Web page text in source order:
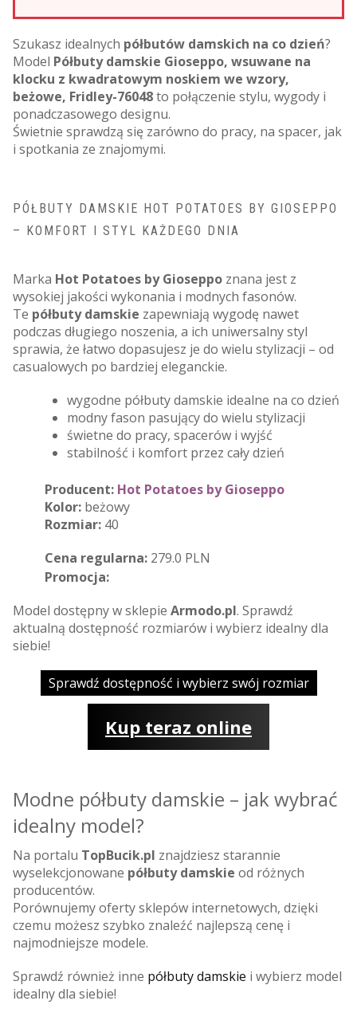
Szukasz idealnych półbutów damskich na co dzień?
Model Półbuty damskie Gioseppo, wsuwane na
klocku z kwadratowym noskiem we wzory,
beżowe, Fridley-76048to połączenie stylu, wygody i
ponadczasowego designu.
Świetnie sprawdzą się zarówno do pracy, na spacer, jak
i spotkania ze znajomymi.
PÓŁBUTY DAMSKIE HOT POTATOES BY GIOSEPPO
– KOMFORT I STYL KAŻDEGO DNIA
Marka Hot Potatoes by Gioseppo znana jest z
wysokiej jakości wykonania i modnych fasonów.
Te półbuty damskie zapewniają wygodę nawet
podczas długiego noszenia, a ich uniwersalny styl
sprawia, że łatwo dopasujesz je do wielu stylizacji – od
casualowych po bardziej eleganckie.
wygodne półbuty damskie idealne na co dzień
modny fason pasujący do wielu stylizacji
świetne do pracy, spacerów i wyjść
stabilność i komfort przez cały dzień
Producent: Hot Potatoes by Gioseppo
Kolor: beżowy
Rozmiar: 40
Cena regularna: 279.0 PLN
Promocja:
Model dostępny w sklepie Armodo.pl. Sprawdź
aktualną dostępność rozmiarów i wybierz idealny dla
siebie!
Sprawdź dostępność i wybierz swój rozmiar
Kup teraz online
Modne półbuty damskie – jak wybrać
idealny model?
Na portalu TopBucik.pl znajdziesz starannie
wyselekcjonowane półbuty damskie od różnych
producentów.
Porównujemy oferty sklepów internetowych, dzięki
czemu możesz szybko znaleźć najlepszą cenę i
najmodniejsze modele.
Sprawdź również inne półbuty damskie i wybierz model
idealny dla siebie!